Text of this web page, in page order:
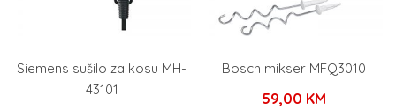
Siemens sušilo za kosu MH-
43101
Bosch mikser MFQ3010
59,00 KM